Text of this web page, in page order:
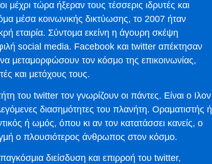
μέχρι τώρα ήξεραν τους τέσσερις ιδρυτές και
μέσα κοινωνικής δικτύωσης, το 2007 ήταν
εταιρία. Σύντομα εκείνη η άγουρη σκέψη
social media. Facebook και twitter απέκτησαν
μεταμορφώσουν τον κόσμο της επικοινωνίας,
και μετόχους τους.
του twitter τον γνωρίζουν οι πάντες. Είναι ο Ιλον
διασημότητες του πλανήτη. Οραματιστής ή
ή ωμός, όπου κι αν τον κατατάσσει κανείς, ο
ο πλουσιότερος άνθρωπος στον κόσμο.
διείσδυση και επιρροή του twitter,